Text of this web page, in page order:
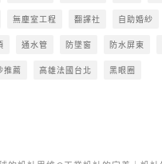
無塵室工程 翻譯社 自助婚紗
通水管 防墜窗 防水屏東
推薦 高雄法國台北 黑眼圈